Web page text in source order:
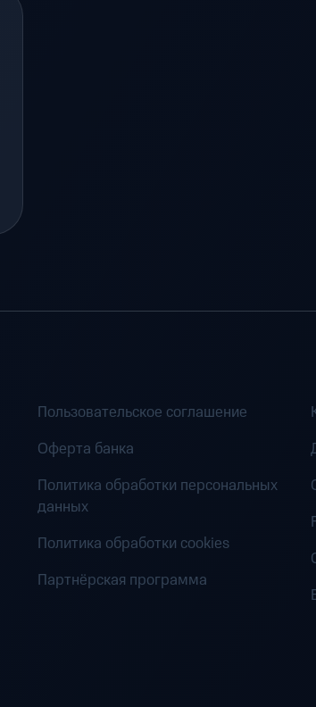
Пользовательское соглашение
Оферта банка
Политика обработки персональных
данных
Политика обработки cookies
Партнёрская программа